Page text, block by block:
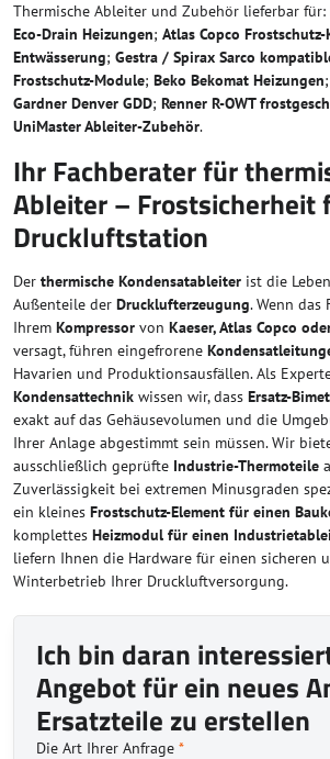
Thermische Ableiter und Zubehör lieferbar für:
Eco-Drain Heizungen; Atlas Copco
Entwässerung; Gestra / Spirax Sarco
Frostschutz-Module; Beko Bekomat Heizungen;
Gardner Denver GDD; Renner R-OWT
UniMaster Ableiter-Zubehör.
Ihr Fachberater für
Ableiter – Frostsicherheit
Druckluftstation
Der thermische Kondensatableiter ist die
Außenteile der Drucklufterzeugung. Wenn das
Ihrem Kompressor von Kaeser, Atlas Copco
versagt, führen eingefrorene
Havarien und Produktionsausfällen. Als
Kondensattechnik wissen wir, dass Ersatz-
exakt auf das Gehäusevolumen und die
Ihrer Anlage abgestimmt sein müssen. Wir
ausschließlich geprüfte Industrie-Thermoteile
Zuverlässigkeit bei extremen Minusgraden
ein kleines Frostschutz-Element für einen
komplettes Heizmodul für einen
liefern Ihnen die Hardware für einen sicheren
Winterbetrieb Ihrer Druckluftversorgung.
Ich bin daran
Angebot für ein neues
Ersatzteile zu erstellen
Die Art Ihrer Anfrage *